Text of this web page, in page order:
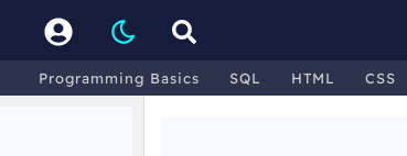
Programming Basics SQL HTML CSS